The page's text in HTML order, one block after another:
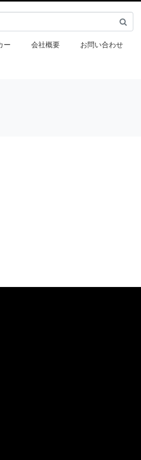
ー 会社概要 お問い合わせ